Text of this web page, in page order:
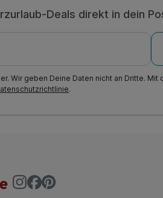
Deals direkt in dein
Wir geben Deine Daten nicht an Dritte. Mit
.